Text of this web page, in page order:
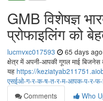
GMB विशेषज्ञ
प्रोफाइलिंग को
lucmvxc017593 65 days ago
क्षेत्र में अपनी-आपकी गूगल माई
यह https://
एसईओ-ग-र-क-ष-त-र-म-आपक-प-र-
Comments
Who